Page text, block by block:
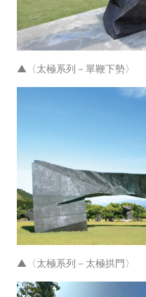
▲〈太極系列－單鞭下勢〉
▲〈太極系列－太極拱門〉